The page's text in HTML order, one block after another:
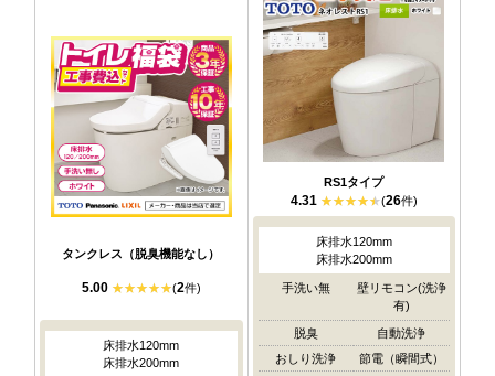
タンクレス（脱臭機能なし）
5.00 (2件)
床排水120mm
床排水200mm
RS1タイプ
4.31 (26件)
床排水120mm
床排水200mm
手洗い無
壁リモコン(洗浄
有)
脱臭
自動洗浄
おしり洗浄
節電（瞬間式）